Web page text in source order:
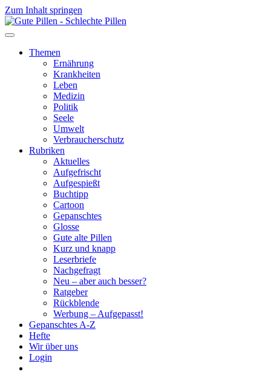
Zum Inhalt springen
Themen
Ernährung
Krankheiten
Leben
Medizin
Politik
Seele
Umwelt
Verbraucherschutz
Rubriken
Aktuelles
Aufgefrischt
Aufgespießt
Buchtipp
Cartoon
Gepanschtes
Glosse
Gute alte Pillen
Kurz und knapp
Leserbriefe
Nachgefragt
Neu – aber auch besser?
Ratgeber
Rückblende
Werbung – Aufgepasst!
Gepanschtes A-Z
Hefte
Wir über uns
Login